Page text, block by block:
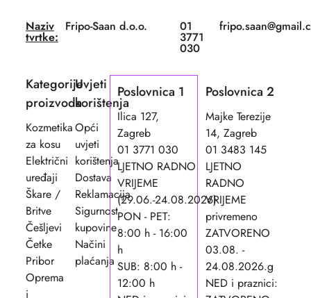
Naziv
tvrtke:
Fripo-Saan d.o.o. 01
3771
030
Kategorije
proizvoda
Kozmetika
za kosu
Električni
uređaji
Škare /
Britve
Češljevi
Četke
Pribor
Oprema
i
Uvjeti
korištenja
Opći
uvjeti
korištenja
Dostava
Reklamacija
Sigurnost
kupovine
Načini
plaćanja
Poslovnica 1
Ilica 127,
Zagreb
01 3771 030
LJETNO RADNO
VRIJEME
(29.06.-24.08.2026)
PON - PET:
8:00 h - 16:00
h
SUB: 8:00 h -
12:00 h
Poslovnica 2
Majke Terezije
14, Zagreb
01 3483 145
LJETNO
RADNO
VRIJEME
privremeno
ZATVORENO
03.08. -
24.08.2026.g
NED i praznici: